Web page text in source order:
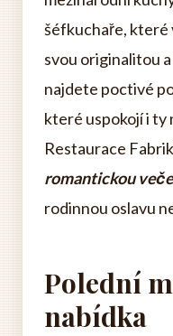
šéfkuchaře, které
svou originalitou
najdete poctivé
které uspokojí i ty
Restaurace
romantickou
rodinnou oslavu
Polední
nabídka